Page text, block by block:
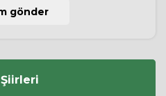
Şiirleri